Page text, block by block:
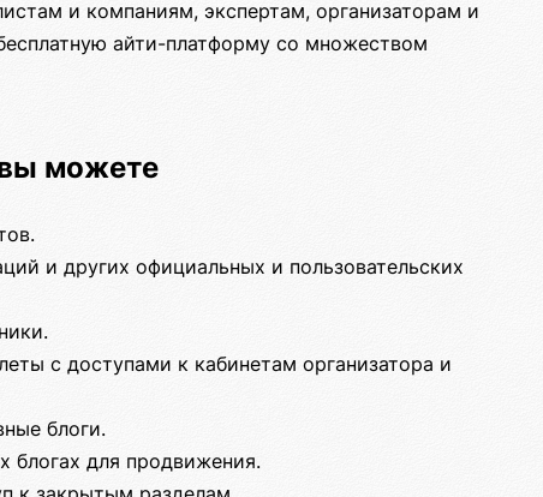
и компаниям, экспертам, организаторам и
айти-платформу со множеством
можете
и других официальных и пользовательских
с доступами к кабинетам организатора и
блоги.
блогах для продвижения.